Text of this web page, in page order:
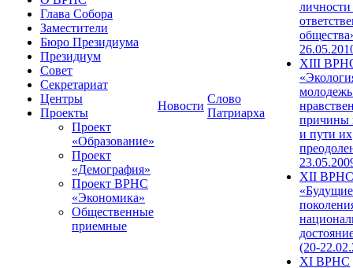
Глава Собора
Заместители
Бюро Президиума
Президиум
Совет
Секретариат
Центры
Проекты
Проект
«Образование»
Проект
«Демография»
Проект ВРНС
«Экономика»
Общественные
приемные
Новости
Слово
Патриарха
XIII
причины
и пути их
XII ВРНС
«Будущие
(20-
XI ВРНС